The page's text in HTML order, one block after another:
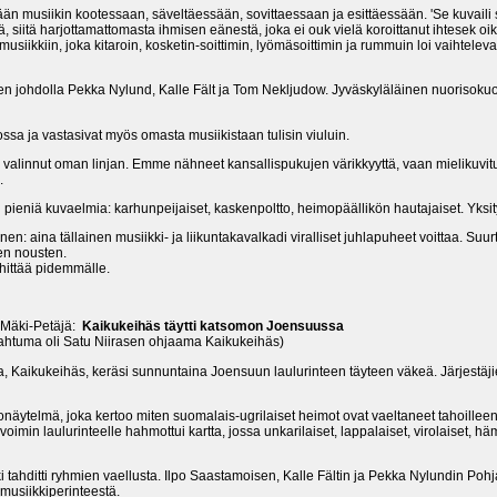
musiikin kootessaan, säveltäessään, sovittaessaan ja esittäessään. 'Se
siitä harjottamattomasta ihmisen eänestä, joka ei ouk vielä koroittanut ihtesek
joka kitaroin, kosketin-soittimin, lyömäsoittimin ja rummuin loi
johdolla Pekka Nylund, Kalle Fält ja Tom Nekljudow. Jyväskyläläinen
ja vastasivat myös omasta musiikistaan tulisin viuluin.
oman linjan. Emme nähneet kansallispukujen värikkyyttä, vaan
kuvaelmia: karhunpeijaiset, kaskenpoltto, heimopäällikön hautajaiset.
aina tällainen musiikki- ja liikuntakavalkadi viralliset juhlapuheet voittaa.
nousten.
pidemmälle.
Petäjä: Kaikukeihäs täytti katsomon Joensuussa
oli Satu Niirasen ohjaama Kaikukeihäs)
Kaikukeihäs, keräsi sunnuntaina Joensuun laulurinteen täyteen väkeä.
joka kertoo miten suomalais-ugrilaiset heimot ovat vaeltaneet
laulurinteelle hahmottui kartta, jossa unkarilaiset, lappalaiset, virolaiset,
ryhmien vaellusta. Ilpo Saastamoisen, Kalle Fältin ja Pekka Nylundin